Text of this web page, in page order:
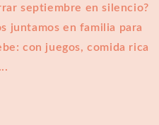
septiembre en silencio?
juntamos en familia para
con juegos, comida rica